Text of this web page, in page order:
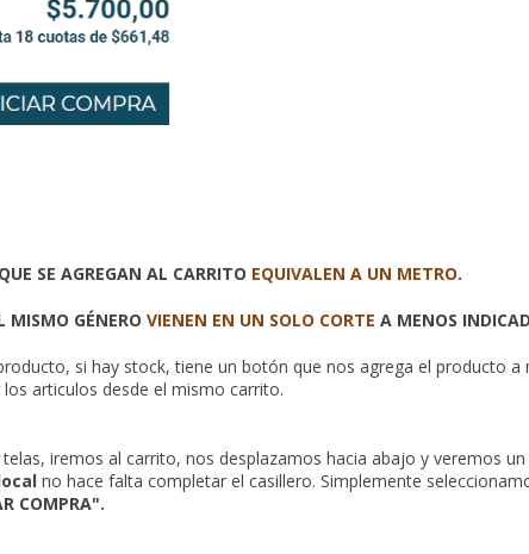
SE AGREGAN AL CARRITO EQUIVALEN A UN METRO.
MISMO GÉNERO VIENEN EN UN SOLO CORTE A MENOS
si hay stock, tiene un botón que nos agrega el producto a
articulos desde el mismo carrito.
iremos al carrito, nos desplazamos hacia abajo y veremos
no hace falta completar el casillero. Simplemente
COMPRA".